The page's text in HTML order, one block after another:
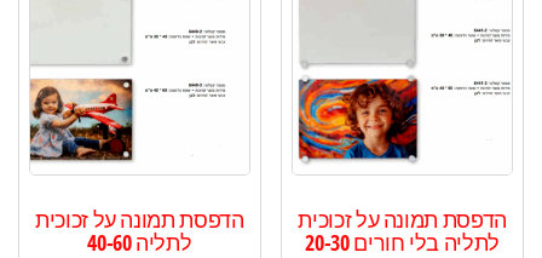
הדפסת תמונה על זכוכית
לתליה בלי חורים 20-30
הדפסת תמונה על זכוכית
לתליה 40-60